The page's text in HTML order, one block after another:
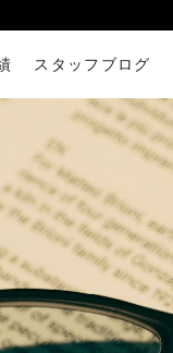
スタッフブログ